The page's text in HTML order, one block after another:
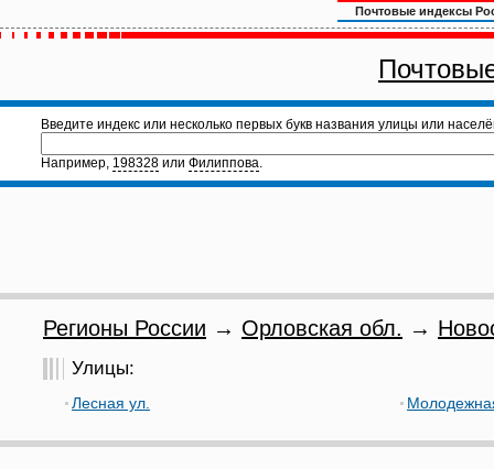
Почтовые индексы
Введите индекс или несколько первых букв названия улицы или
Например, 198328 или Филиппова.
Регионы России → Орловская обл. →
Улицы:
Лесная ул.